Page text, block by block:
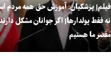
فیلم| پزشکیان: آموزش حق همه مردم
نه فقط پولدارها| اگر جوانان مشکل
مقصر ما هستیم